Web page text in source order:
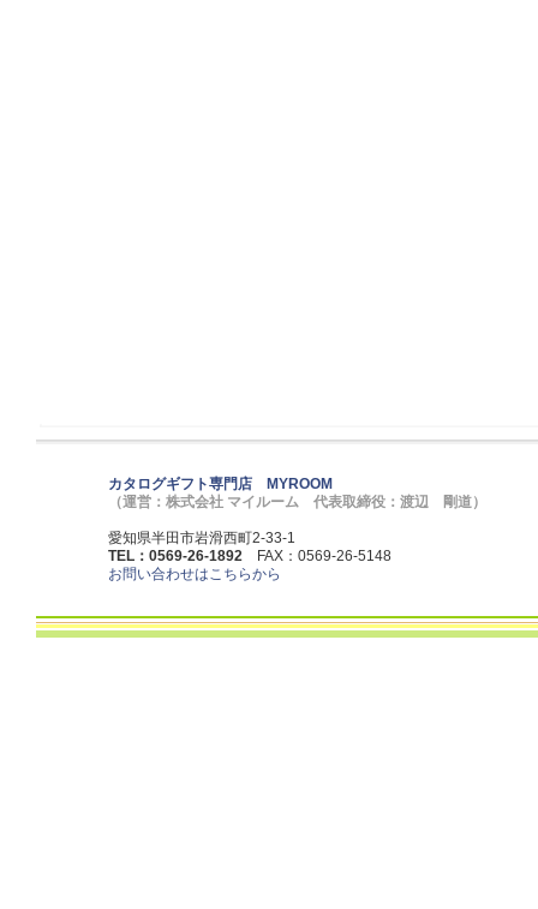
カタログギフト専門店 MYROOM
（運営：株式会社 マイルーム 代表取締役：渡辺 剛道）
愛知県半田市岩滑西町2-33-1
TEL：0569-26-1892 FAX：0569-26-5148
お問い合わせはこちらから